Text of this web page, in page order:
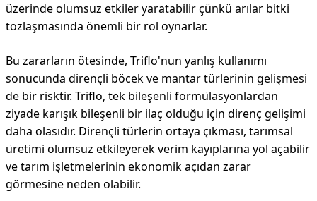
üzerinde olumsuz etkiler yaratabilir çünkü arılar bitki
tozlaşmasında önemli bir rol oynarlar.
Bu zararların ötesinde, Triflo'nun yanlış kullanımı
sonucunda dirençli böcek ve mantar türlerinin gelişmesi
de bir risktir. Triflo, tek bileşenli formülasyonlardan
ziyade karışık bileşenli bir ilaç olduğu için direnç gelişimi
daha olasıdır. Dirençli türlerin ortaya çıkması, tarımsal
üretimi olumsuz etkileyerek verim kayıplarına yol açabilir
ve tarım işletmelerinin ekonomik açıdan zarar
görmesine neden olabilir.